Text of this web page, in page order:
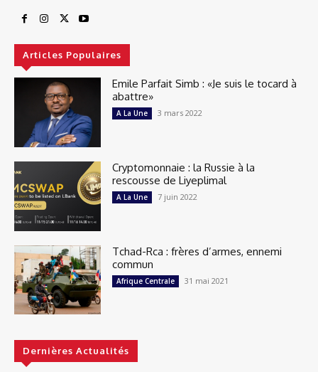
Articles Populaires
Emile Parfait Simb : «Je suis le tocard à
abattre»
A La Une 3 mars 2022
Cryptomonnaie : la Russie à la
rescousse de Liyeplimal
A La Une 7 juin 2022
Tchad-Rca : frères d’armes, ennemi
commun
Afrique Centrale 31 mai 2021
Dernières Actualités